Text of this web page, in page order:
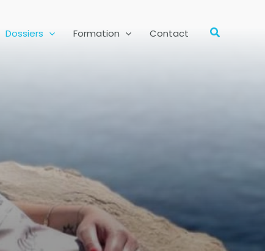
Dossiers Formation Contact